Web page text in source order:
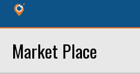
Market Place